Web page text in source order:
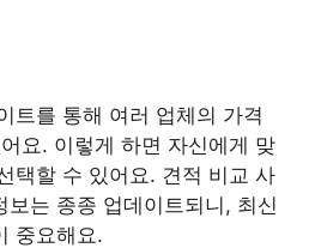
트를 통해 여러 업체의 가격
요. 이렇게 하면 자신에게 맞
택할 수 있어요. 견적 비교 사
보는 종종 업데이트되니, 최신
중요해요.